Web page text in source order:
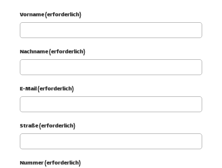
Vorname (erforderlich)
Nachname (erforderlich)
E-Mail (erforderlich)
Straße (erforderlich)
Nummer (erforderlich)